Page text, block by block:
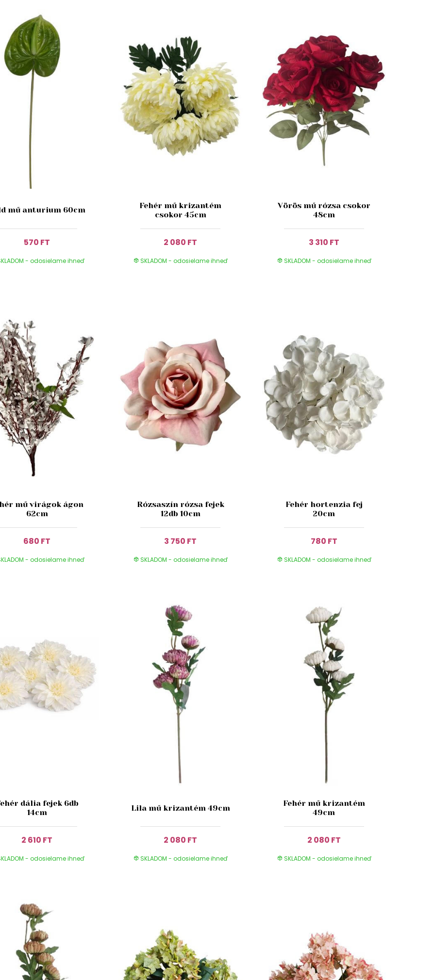
mű anturium 60cm
570 FT
- odosielame ihneď
Fehér mű krizantém
csokor 45cm
2 080 FT
SKLADOM - odosielame ihneď
Vörös mű rózsa csokor
48cm
3 310 FT
SKLADOM - odosielame ihneď
mű virágok ágon
62cm
680 FT
- odosielame ihneď
Rózsaszín rózsa fejek
12db 10cm
3 750 FT
SKLADOM - odosielame ihneď
Fehér hortenzia fej
20cm
780 FT
SKLADOM - odosielame ihneď
dália fejek 6db
14cm
2 610 FT
- odosielame ihneď
Lila mű krizantém 49cm
2 080 FT
SKLADOM - odosielame ihneď
Fehér mű krizantém
49cm
2 080 FT
SKLADOM - odosielame ihneď